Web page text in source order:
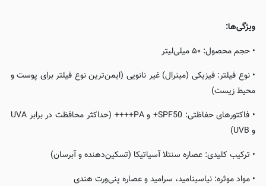
ویژگی‌ها:
• حجم محصول: ۵۰ میلی‌لیتر
• نوع فیلتر: فیزیکی (مینرال) غیر نانویی (ایمن‌ترین نوع فیلتر برای پوست و
محیط زیست)
• فاکتورهای حفاظتی: SPF50+ و PA++++ (حداکثر محافظت در برابر UVA
و UVB)
• ترکیب کلیدی: عصاره سنتلا آسیاتیکا (تسکین‌دهنده و آبرسان)
• مواد موثره: نیاسینامید، سرامید و عصاره پنی‌ورت هندی